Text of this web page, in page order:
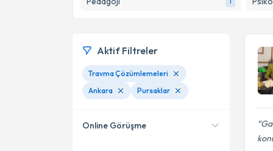
Aktif Filtreler
Travma Çözümlemeleri
Ankara
Pursaklar
Online Görüşme